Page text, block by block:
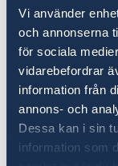
Vi använder
och annonserna
för sociala
vidarebefordrar
information från
annons- och
Dessa kan i sin
information som
Om Du inte
eller
speciella fall
är intygat av
finns inga